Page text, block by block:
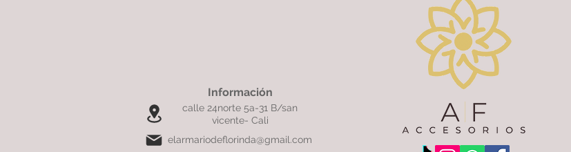
Información
calle 24norte 5a-31 B/san
vicente- Cali
elarmariodeflorinda@gmail.com